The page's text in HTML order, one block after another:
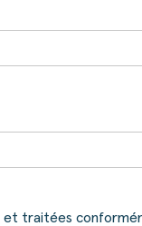
et traitées